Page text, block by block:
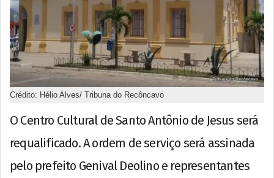
Crédito: Hélio Alves/ Tribuna do Recôncavo
O Centro Cultural de Santo Antônio de Jesus será
requalificado. A ordem de serviço será assinada
pelo prefeito Genival Deolino e representantes